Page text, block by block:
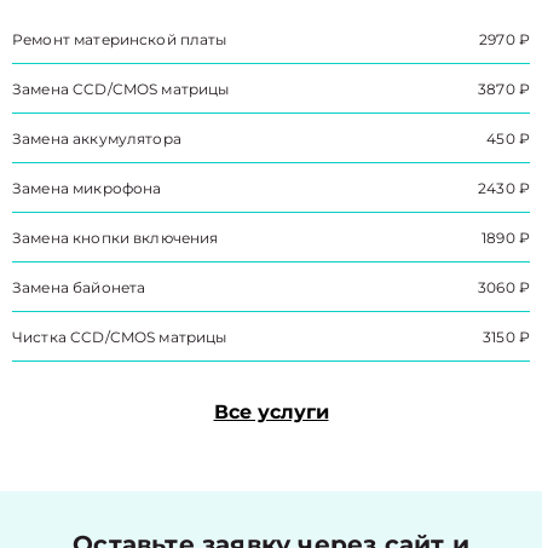
Ремонт материнской платы 2970 ₽
Замена CCD/CMOS матрицы 3870 ₽
Замена аккумулятора 450 ₽
Замена микрофона 2430 ₽
Замена кнопки включения 1890 ₽
Замена байонета 3060 ₽
Чистка CCD/CMOS матрицы 3150 ₽
Все услуги